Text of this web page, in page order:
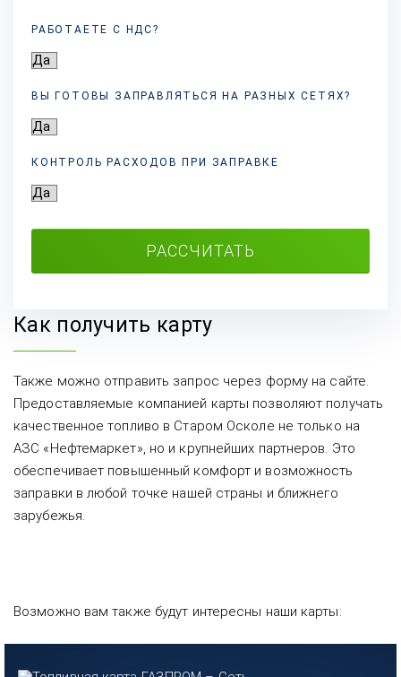
РАБОТАЕТЕ С НДС?
ВЫ ГОТОВЫ ЗАПРАВЛЯТЬСЯ НА РАЗНЫХСЕТЯХ?
КОНТРОЛЬ РАСХОДОВ ПРИ ЗАПРАВКЕ
РАССЧИТАТЬ
Как получить карту
Также можно отправить запрос через форму на сайте.
Предоставляемые компанией карты позволяют получать
качественное топливо в Старом Осколе не только на
АЗС «Нефтемаркет», но и крупнейших партнеров. Это
обеспечивает повышенный комфорт и возможность
заправки в любой точке нашей страны и ближнего
зарубежья.
Возможно вам также будут интересны наши карты: